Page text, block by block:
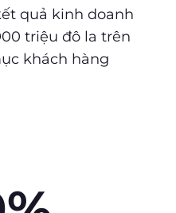
quả kinh doanh
triệu đô la trên
khách hàng